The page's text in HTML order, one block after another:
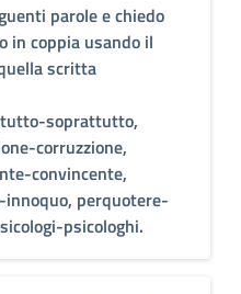
parole e chiedo
in coppia usando il
scritta
soprattutto,
corruzzione,
convincente,
perquotere-
psicologhi.